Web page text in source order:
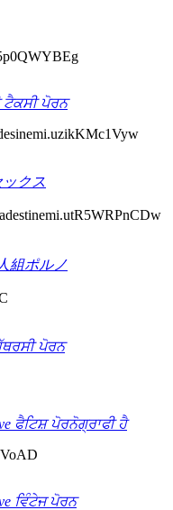
ਟੈਕਸੀ ਪੋਰਨ
ックス
組ポルノ
ਪੋਰਨ
ਫੈਟਿਸ਼ ਪੋਰਨੋਗ੍ਰਾਫੀ ਹੈ
ਵਿੰਟੇਜ ਪੋਰਨ